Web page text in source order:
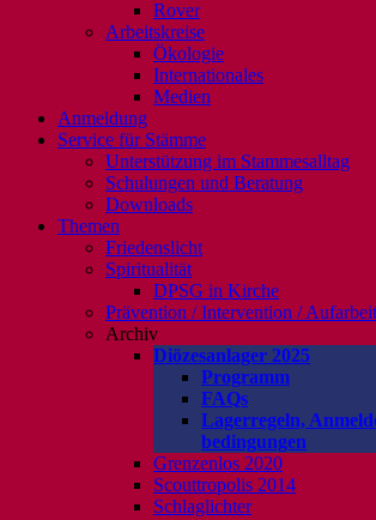
Rover
Arbeitskreise
Ökologie
Internationales
Medien
Anmeldung
Service für Stämme
Unterstützung im Stammesalltag
Schulungen und Beratung
Downloads
Themen
Friedenslicht
Spiritualität
DPSG in Kirche
Prävention / Intervention /
Archiv
Diözesanlager 2025
Programm
FAQs
Lagerregeln,
bedingungen
Grenzenlos 2020
Scouttropolis 2014
Schlaglichter